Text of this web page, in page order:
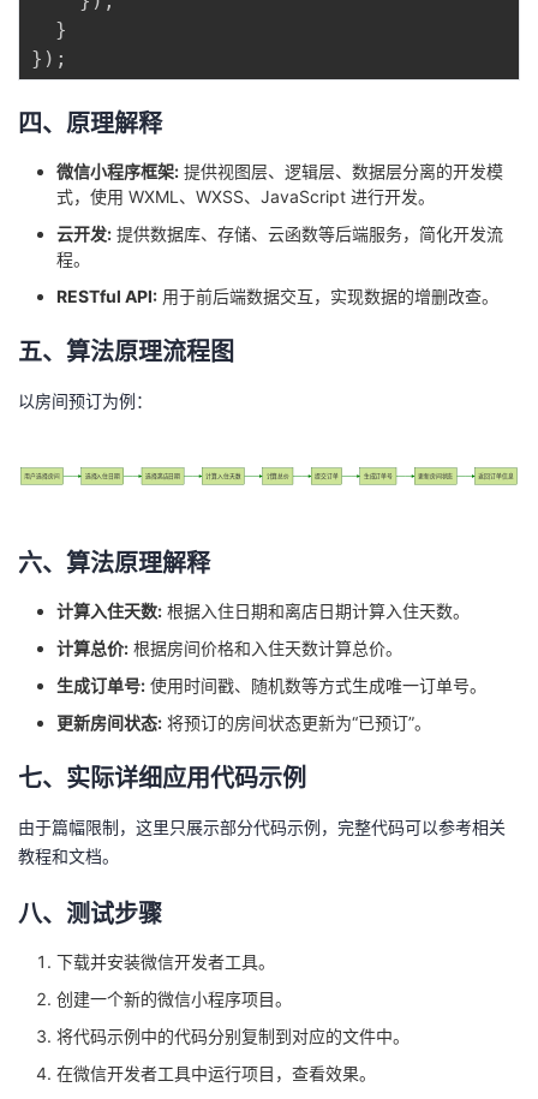
}
} ) ;
四、原理解释
微信小程序框架: 提供视图层、逻辑层、数据层分离的开发模
式，使用 WXML、WXSS、JavaScript 进行开发。
云开发: 提供数据库、存储、云函数等后端服务，简化开发流
程。
RESTful API: 用于前后端数据交互，实现数据的增删改查。
五、算法原理流程图
以房间预订为例：
用户选择房间 选择入住日期 选择离店日期 计算入住天数 计算总价 提交订单 生成订单号 更新房间状态 返回订单信息
六、算法原理解释
计算入住天数: 根据入住日期和离店日期计算入住天数。
计算总价: 根据房间价格和入住天数计算总价。
生成订单号: 使用时间戳、随机数等方式生成唯一订单号。
更新房间状态: 将预订的房间状态更新为“已预订”。
七、实际详细应用代码示例
由于篇幅限制，这里只展示部分代码示例，完整代码可以参考相关
教程和文档。
八、测试步骤
下载并安装微信开发者工具。
创建一个新的微信小程序项目。
将代码示例中的代码分别复制到对应的文件中。
在微信开发者工具中运行项目，查看效果。